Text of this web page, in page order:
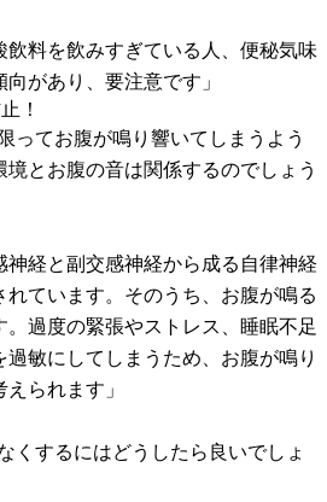
飲料を飲みすぎている人、便秘気味
があり、要注意です」
！
ってお腹が鳴り響いてしまうよう
とお腹の音は関係するのでしょう
神経と副交感神経から成る自律神経
れています。そのうち、お腹が鳴る
過度の緊張やストレス、睡眠不足
敏にしてしまうため、お腹が鳴り
られます」
くするにはどうしたら良いでしょ